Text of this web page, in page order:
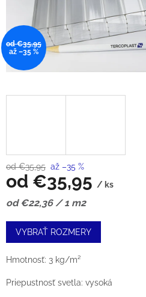
od €35,95
až –35 %
od €35,95 až –35 %
od €35,95 / ks
Jednotková
od €22,36 / 1 m2
VYBRAŤ ROZMERY
Hmotnosť: 3 kg/m²
Priepustnosť svetla: vysoká